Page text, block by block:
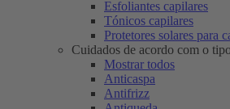
Esfoliantes capilares
Tónicos capilares
Protetores solares para
Cuidados de acordo com o
Mostrar todos
Anticaspa
Antifrizz